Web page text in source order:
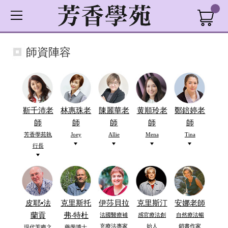
師資陣容
靳千沛老
師
芳香學苑執
行長
林惠珠老
師
Joey
陳麗華老
師
Allie
黄順玲老
師
Mena
鄭錇婷老
師
Tina
皮耶•法
蘭貢
克里斯托
弗‧特杜
伊莎貝拉
法國醫療補
充療法專家
克里斯汀
感官療法創
始人
安娜老師
自然療法暢
銷書作家